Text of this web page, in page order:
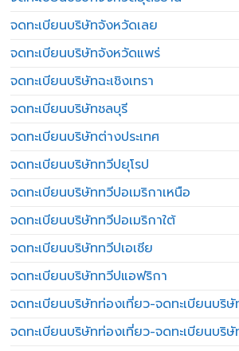
จดทะเบียนบริษัทจังหวัดเลย
จดทะเบียนบริษัทจังหวัดแพร่
จดทะเบียนบริษัทฉะเชิงเทรา
จดทะเบียนบริษัทชลบุรี
จดทะเบียนบริษัทต่างประเทศ
จดทะเบียนบริษัททวีปยุโรป
จดทะเบียนบริษัททวีปอเมริกาเหนือ
จดทะเบียนบริษัททวีปอเมริกาใต้
จดทะเบียนบริษัททวีปเอเชีย
จดทะเบียนบริษัททวีปแอฟริกา
จดทะเบียนบริษัทท่องเที่ยว-จดทะเบียนบริษั
จดทะเบียนบริษัทท่องเที่ยว-จดทะเบียนบริ